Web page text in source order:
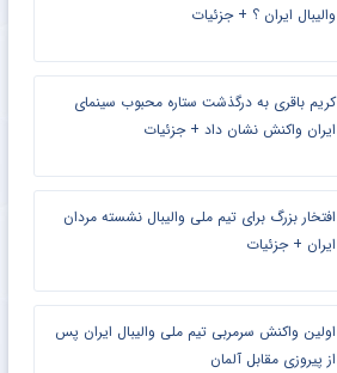
والیبال ایران ؟ + جزئیات
کریم باقری به درگذشت ستاره محبوب سینمای
ایران واکنش نشان داد + جزئیات
افتخار بزرگ برای تیم ملی والیبال نشسته مردان
ایران + جزئیات
اولین واکنش سرمربی تیم ملی والیبال ایران پس
از پیروزی مقابل آلمان